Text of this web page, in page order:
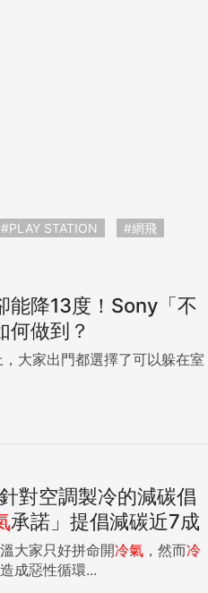
#PLAY STATION #網飛
能降13度！Sony「不
何做到？
大家出門都選擇了可以躲在室
對空調製冷的減碳倡
承諾」提倡減碳近7成
大家只好拼命開冷氣 ，然而冷
成惡性循環...